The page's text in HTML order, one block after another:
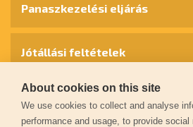
Panaszkezelési eljárás
Jótállási feltételek
Személyes adatok védelme
About cookies on this site
We use cookies to collect and analyse
performance and usage, to provide